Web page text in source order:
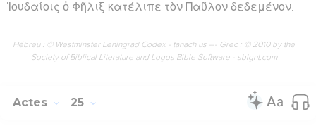
Ἰουδαίοις ὁ Φῆλιξ κατέλιπε τὸν Παῦλον δεδεμένον.
Hébreu : © Westminster Leningrad Codex - tanach.us --- Grec : © 2010 by the
Society of Biblical Literature and Logos Bible Software - sblgnt.com
Actes 25